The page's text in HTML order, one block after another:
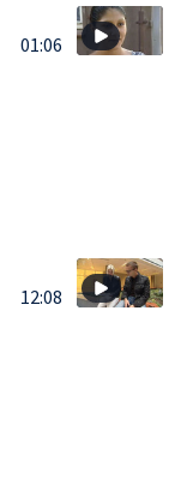
01:06
12:08